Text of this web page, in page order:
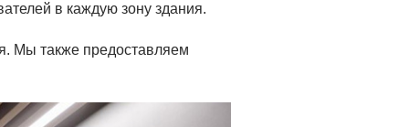
в каждую зону здания.
Мы также предоставляем